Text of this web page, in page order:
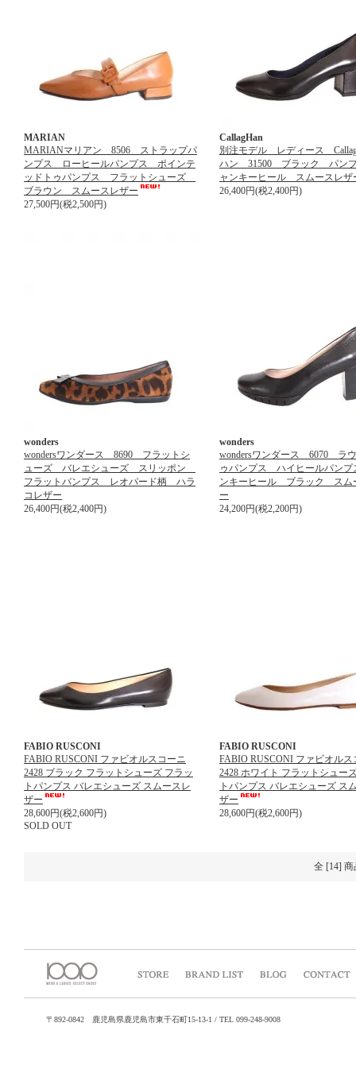
MARIAN
MARIANマリアン 8506 ストラップパ
ンプス ローヒールパンプス ポインテ
ッドトゥパンプス フラットシューズ
ブラウン スムースレザー
27,500円(税2,500円)
CallagHan
別注モデル レディース
ハン 31500 ブラック パン
ャンキーヒール スムースレザ
26,400円(税2,400円)
wonders
wondersワンダース 8690 フラットシ
ューズ バレエシューズ スリッポン
フラットパンプス レオパード柄 ハラ
コレザー
26,400円(税2,400円)
wonders
wondersワンダース 6070 ラ
ゥパンプス ハイヒールパン
ンキーヒール ブラック スム
ー
24,200円(税2,200円)
FABIO RUSCONI
FABIO RUSCONI ファビオルスコーニ
2428 ブラック フラットシューズ フラッ
トパンプス バレエシューズ スムースレ
ザー
28,600円(税2,600円)
SOLD OUT
FABIO RUSCONI
FABIO RUSCONI ファビオルス
2428 ホワイト フラットシュー
トパンプス バレエシューズ ス
ザー
28,600円(税2,600円)
全 [14]
〒892-0842 鹿児島県鹿児島市東千石町15-13-1 / TEL 099-248-9008